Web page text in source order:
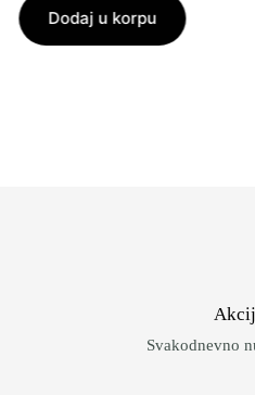
Dodaj u korpu
Svakodnevno